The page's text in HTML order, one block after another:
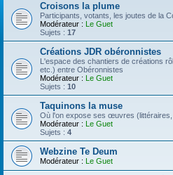
Croisons la plume
Participants, votants, les joutes de la
Modérateur : Le Guet
Sujets : 17
Créations JDR obéronnistes
L'espace des chantiers de créations
etc.) entre Obéronnistes
Modérateur : Le Guet
Sujets : 10
Taquinons la muse
Où l'on expose ses œuvres
Modérateur : Le Guet
Sujets : 4
Webzine Te Deum
Modérateur : Le Guet